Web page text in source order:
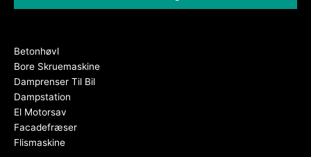
Betonhøvl
Bore Skruemaskine
Damprenser Til Bil
Dampstation
El Motorsav
Facadefræser
Flismaskine